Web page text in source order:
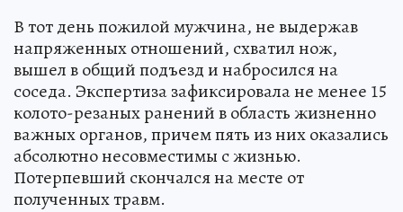
В тот день пожилой мужчина, не выдержав
напряженных отношений, схватил нож,
вышел в общий подъезд и набросился на
соседа. Экспертиза зафиксировала не менее 15
колото-резаных ранений в область жизненно
важных органов, причем пять из них оказались
абсолютно несовместимы с жизнью.
Потерпевший скончался на месте от
полученных травм.